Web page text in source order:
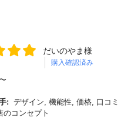
だいのやま様
購入確認済み
: デザイン, 機能性, 価格, 口コ
のコンセプト